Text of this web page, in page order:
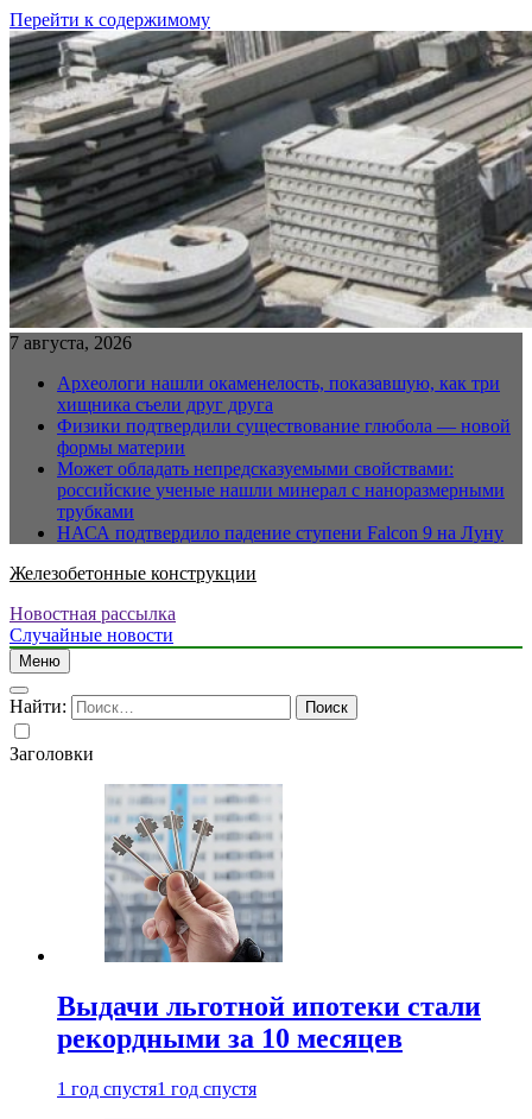
Перейти к содержимому
7 августа, 2026
Археологи нашли окаменелость, показавшую, как три
хищника съели друг друга
Физики подтвердили существование глюбола — новой
формы материи
Может обладать непредсказуемыми свойствами:
российские ученые нашли минерал с наноразмерными
трубками
НАСА подтвердило падение ступени Falcon 9 на Луну
Железобетонные конструкции
Новостная рассылка
Случайные новости
Меню
Найти:
Заголовки
Выдачи льготной ипотеки стали
рекордными за 10 месяцев
1 год спустя1 год спустя